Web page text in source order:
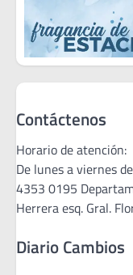
Contáctenos
Horario de atención:
De lunes a viernes de
4353 0195
Herrera esq. Gral.
Diario Cambios